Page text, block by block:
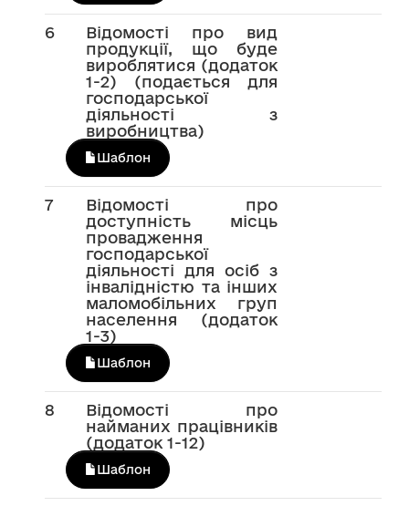
6
Відомості про вид
продукції, що буде
вироблятися (додаток
1-2) (подається для
господарської
діяльності з
виробництва)
Шаблон
7
Відомості про
доступність місць
провадження
господарської
діяльності для осіб з
інвалідністю та інших
маломобільних груп
населення (додаток
1-3)
Шаблон
8
Відомості про
найманих працівників
(додаток 1-12)
Шаблон